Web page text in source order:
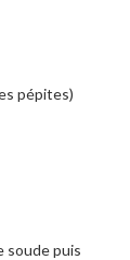
pépites)
soude puis